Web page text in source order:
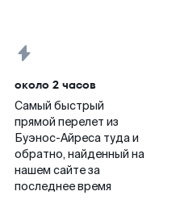
около 2 часов
Самый быстрый
прямой перелет из
Буэнос-Айреса туда и
обратно, найденный на
нашем сайте за
последнее время